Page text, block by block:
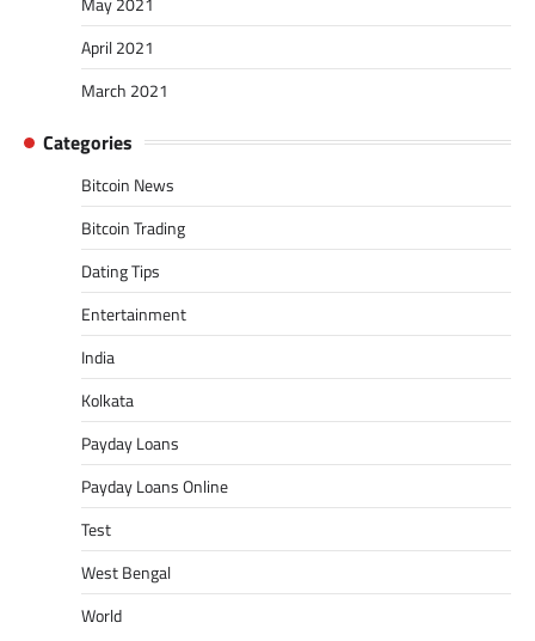
April 2021
March 2021
Categories
Bitcoin News
Bitcoin Trading
Dating Tips
Entertainment
India
Kolkata
Payday Loans
Payday Loans Online
Test
West Bengal
World